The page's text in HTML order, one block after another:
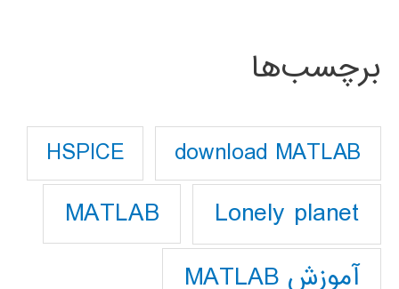
برچسب‌ها
download MATLAB
HSPICE
Lonely planet
MATLAB
آموزش MATLAB